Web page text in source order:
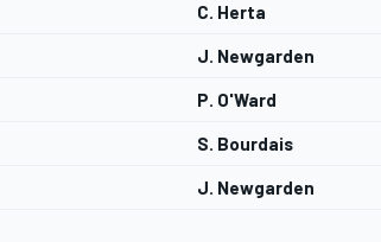
C. Herta
J. Newgarden
P. O'Ward
S. Bourdais
J. Newgarden